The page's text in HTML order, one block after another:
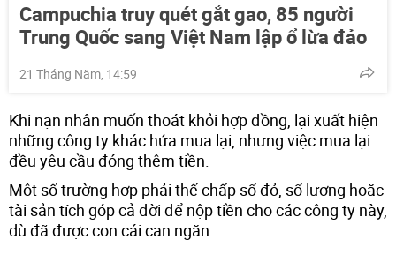
Campuchia truy quét gắt gao, 85 người
Trung Quốc sang Việt Nam lập ổ lừa đảo
21 Tháng Năm, 14:59
Khi nạn nhân muốn thoát khỏi hợp đồng, lại xuất hiện
những công ty khác hứa mua lại, nhưng việc mua lại
đều yêu cầu đóng thêm tiền.
Một số trường hợp phải thế chấp sổ đỏ, sổ lương hoặc
tài sản tích góp cả đời để nộp tiền cho các công ty này,
dù đã được con cái can ngăn.